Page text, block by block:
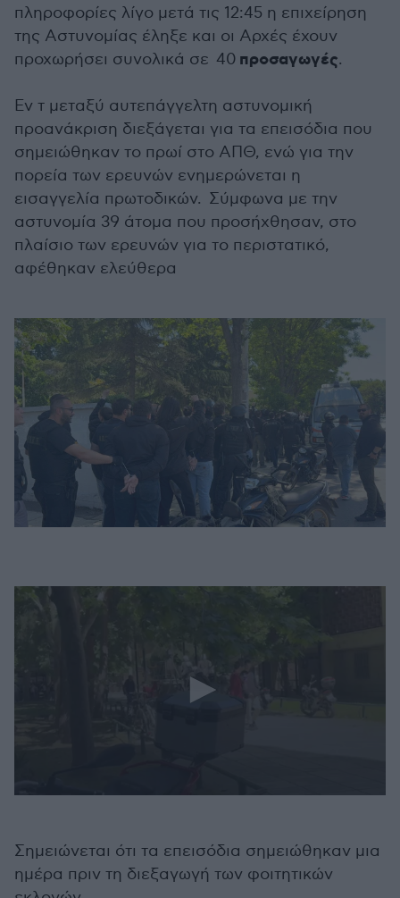
πληροφορίες λίγο μετά τις 12:45 η επιχείρηση
της Αστυνομίας έληξε και οι Αρχές έχουν
προχωρήσει συνολικά σε 40 προσαγωγές.
Εν τ μεταξύ αυτεπάγγελτη αστυνομική
προανάκριση διεξάγεται για τα επεισόδια που
σημειώθηκαν το πρωί στο ΑΠΘ, ενώ για την
πορεία των ερευνών ενημερώνεται η
εισαγγελία πρωτοδικών. Σύμφωνα με την
αστυνομία 39 άτομα που προσήχθησαν, στο
πλαίσιο των ερευνών για το περιστατικό,
αφέθηκαν ελεύθερα
30
seconds
Σημειώνεται ότι τα επεισόδια σημειώθηκαν μια
ημέρα πριν τη διεξαγωγή των φοιτητικών